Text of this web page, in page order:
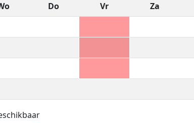
Do Vr Za